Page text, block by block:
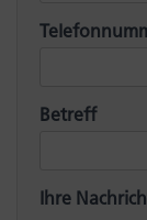
Betreff
Ihre